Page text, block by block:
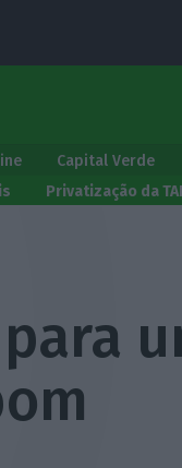
Capital Verde
Privatização da